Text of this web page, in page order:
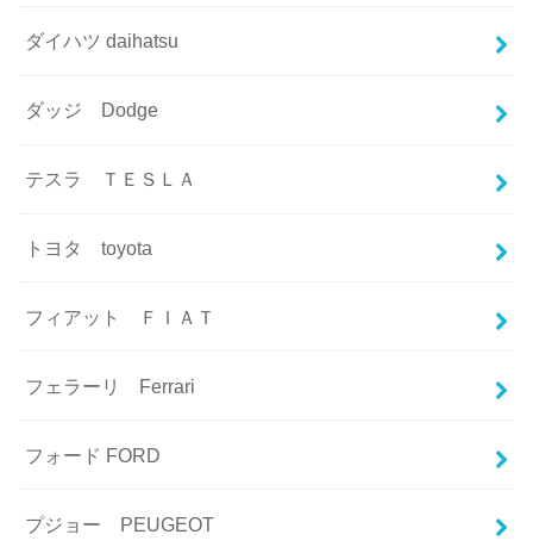
ダイハツ daihatsu
ダッジ Dodge
テスラ ＴＥＳＬＡ
トヨタ toyota
フィアット ＦＩＡＴ
フェラーリ Ferrari
フォード FORD
プジョー PEUGEOT